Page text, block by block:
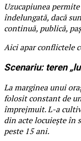
Uzucapiunea
îndelungată, dacă
continuă, publică,
Aici apar conflictele
Scenariu: teren
La marginea unui
folosit constant de
împrejmuit. L-a
din acte locuiește în
peste 15 ani.